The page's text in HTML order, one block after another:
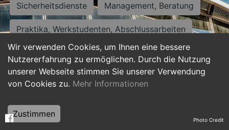
Wir verwenden Cookies, um Ihnen eine bessere
Nutzererfahrung zu ermöglichen. Durch die Nutzung
unserer Webseite stimmen Sie unserer Verwendung
von Cookies zu. Mehr Informationen
Zustimmen
Sicherheitsdienste Management, Beratung
Praktika, Werkstudenten, Abschlussarbeiten
Personalwesen Assistenz, Sekretariat
Hilfskräfte, Aushilfs- und Nebenjobs
Weiterbildung, Studium, duale Ausbildung Photo Credit